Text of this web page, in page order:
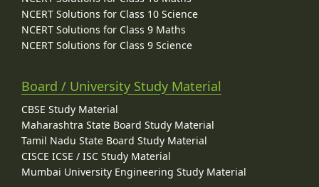
NCERT Solutions for Class 10 Science
NCERT Solutions for Class 9 Maths
NCERT Solutions for Class 9 Science
Board / University Study Material
CBSE Study Material
Maharashtra State Board Study Material
Tamil Nadu State Board Study Material
CISCE ICSE / ISC Study Material
Mumbai University Engineering Study Material